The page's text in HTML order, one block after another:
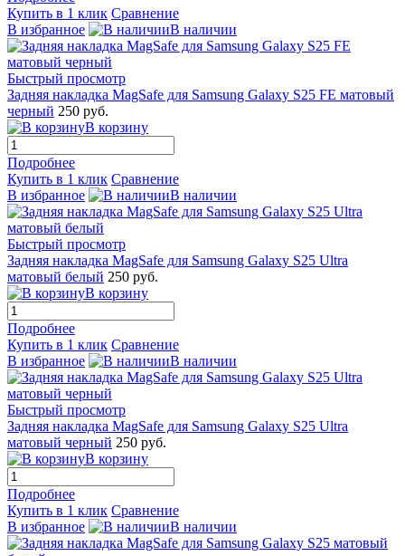
Купить в 1 клик Сравнение
В избранное
В наличии
Быстрый просмотр
Задняя накладка MagSafe для Samsung Galaxy S25 FE матовый
черный 250 руб.
В корзину
Подробнее
Купить в 1 клик Сравнение
В избранное
В наличии
Быстрый просмотр
Задняя накладка MagSafe для Samsung Galaxy S25 Ultra
матовый белый 250 руб.
В корзину
Подробнее
Купить в 1 клик Сравнение
В избранное
В наличии
Быстрый просмотр
Задняя накладка MagSafe для Samsung Galaxy S25 Ultra
матовый черный 250 руб.
В корзину
Подробнее
Купить в 1 клик Сравнение
В избранное
В наличии